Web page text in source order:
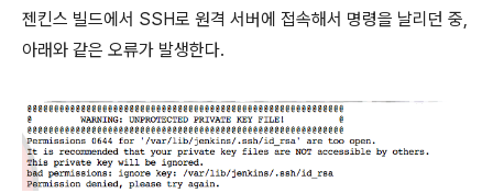
젠킨스 빌드에서 SSH로 원격 서버에 접속해서 명령을 날리던 중,
아래와 같은 오류가 발생한다.